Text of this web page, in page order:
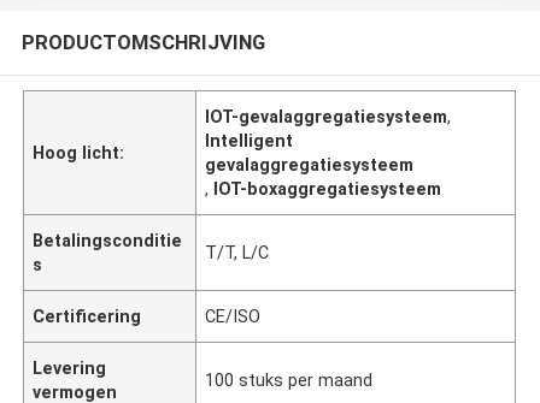
PRODUCTOMSCHRIJVING
Hoog licht:
IOT-gevalaggregatiesysteem,
Intelligent
gevalaggregatiesysteem
, IOT-boxaggregatiesysteem
Betalingsconditie
s
T/T, L/C
Certificering CE/ISO
Levering
vermogen
100 stuks per maand